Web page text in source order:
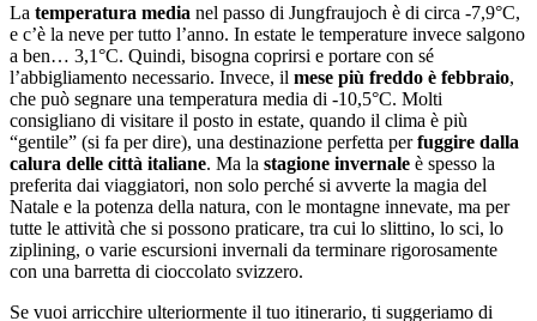
La temperatura media nel passo di Jungfraujoch è di circa -7,9°C,
e c’è la neve per tutto l’anno. In estate le temperature invece salgono
a ben… 3,1°C. Quindi, bisogna coprirsi e portare con sé
l’abbigliamento necessario. Invece, il mese più freddo è febbraio,
che può segnare una temperatura media di -10,5°C. Molti
consigliano di visitare il posto in estate, quando il clima è più
“gentile” (si fa per dire), una destinazione perfetta perfuggire dalla
calura delle città italiane. Ma la stagione invernale è spesso la
preferita dai viaggiatori, non solo perché si avverte la magia del
Natale e la potenza della natura, con le montagne innevate, ma per
tutte le attività che si possono praticare, tra cui lo slittino, lo sci, lo
ziplining, o varie escursioni invernali da terminare rigorosamente
con una barretta di cioccolato svizzero.
Se vuoi arricchire ulteriormente il tuo itinerario, ti suggeriamo di